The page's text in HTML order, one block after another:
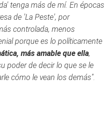
tenga más de mí. En épocas
de 'La Peste', por
controlada, menos
porque es lo políticamente
más amable que ella,
poder de decir lo que se le
cómo le vean los demás".